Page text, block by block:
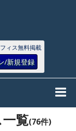
ィス無料掲載
/新規登録
一覧(76件)